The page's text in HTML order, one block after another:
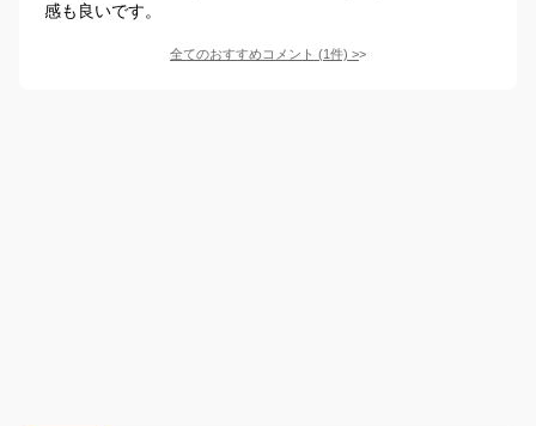
感も良いです。
全てのおすすめコメント (1件) >